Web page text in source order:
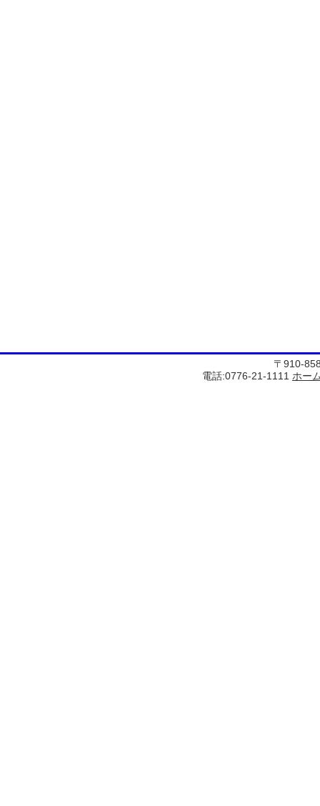
〒910-
電話:0776-21-1111 ホー